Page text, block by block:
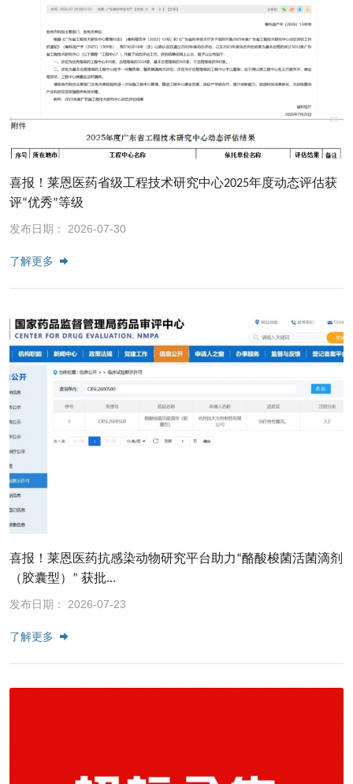
喜报！莱恩医药省级工程技术研究中心2025年度动态评估获
评“优秀”等级
发布日期： 2026-07-30
了解更多
喜报！莱恩医药抗感染动物研究平台助力“酪酸梭菌活菌滴剂
（胶囊型）” 获批...
发布日期： 2026-07-23
了解更多